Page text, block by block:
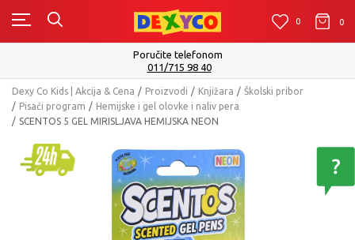
0 0 0
Poručite telefonom
011/715 98 40
Dexy Co Kids | Akcija & Cena Proizvodi Knjižara
Školski pribor
Pisaći program
Hemijske i gel olovke i naliv pera
SCENTOS 5 GEL MIRISLJAVA HEMIJSKA NEON